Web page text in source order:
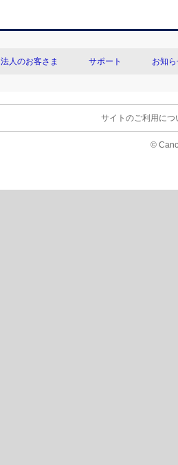
法人のお客さま サポート お知
サイトのご利用につ
©